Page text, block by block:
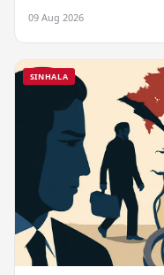
09 Aug 2026
SINHALA